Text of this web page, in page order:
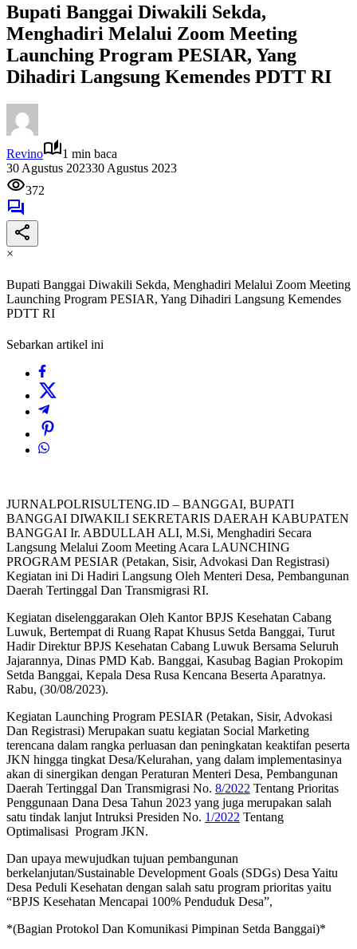
Bupati Banggai Diwakili Sekda,
Menghadiri Melalui Zoom Meeting
Launching Program PESIAR, Yang
Dihadiri Langsung Kemendes PDTT RI
Revino
1 min baca
30 Agustus 202330 Agustus 2023
372
×
Bupati Banggai Diwakili Sekda, Menghadiri Melalui Zoom Meeting
Launching Program PESIAR, Yang Dihadiri Langsung Kemendes
PDTT RI
Sebarkan artikel ini
JURNALPOLRISULTENG.ID – BANGGAI, BUPATI
BANGGAI DIWAKILI SEKRETARIS DAERAH KABUPATEN
BANGGAI Ir. ABDULLAH ALI, M.Si, Menghadiri Secara
Langsung Melalui Zoom Meeting Acara LAUNCHING
PROGRAM PESIAR (Petakan, Sisir, Advokasi Dan Registrasi)
Kegiatan ini Di Hadiri Langsung Oleh Menteri Desa, Pembangunan
Daerah Tertinggal Dan Transmigrasi RI.
Kegiatan diselenggarakan Oleh Kantor BPJS Kesehatan Cabang
Luwuk, Bertempat di Ruang Rapat Khusus Setda Banggai, Turut
Hadir Direktur BPJS Kesehatan Cabang Luwuk Bersama Seluruh
Jajarannya, Dinas PMD Kab. Banggai, Kasubag Bagian Prokopim
Setda Banggai, Kepala Desa Rusa Kencana Beserta Aparatnya.
Rabu, (30/08/2023).
Kegiatan Launching Program PESIAR (Petakan, Sisir, Advokasi
Dan Registrasi) Merupakan suatu kegiatan Social Marketing
terencana dalam rangka perluasan dan peningkatan keaktifan peserta
JKN hingga tingkat Desa/Kelurahan, yang dalam implementasinya
akan di sinergikan dengan Peraturan Menteri Desa, Pembangunan
Daerah Tertinggal Dan Transmigrasi No. 8/2022 Tentang Prioritas
Penggunaan Dana Desa Tahun 2023 yang juga merupakan salah
satu tindak lanjut Intruksi Presiden No. 1/2022 Tentang
Optimalisasi Program JKN.
Dan upaya mewujudkan tujuan pembangunan
berkelanjutan/Sustainable Development Goals (SDGs) Desa Yaitu
Desa Peduli Kesehatan dengan salah satu program prioritas yaitu
“BPJS Kesehatan Mencapai 100% Penduduk Desa”,
*(Bagian Protokol Dan Komunikasi Pimpinan Setda Banggai)*